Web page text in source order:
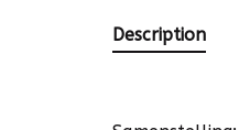
Description